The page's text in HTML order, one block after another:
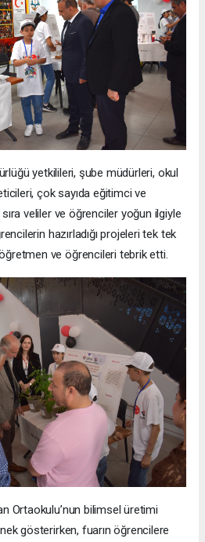
yetkilileri, şube müdürleri, okul
çok sayıda eğitimci ve
veliler ve öğrenciler yoğun ilgiyle
hazırladığı projeleri tek tek
ve öğrencileri tebrik etti.
Ortaokulu’nun bilimsel üretimi
gösterirken, fuarın öğrencilere